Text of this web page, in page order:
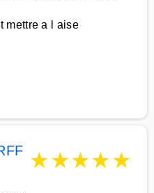
mettre a l aise
★★★★★